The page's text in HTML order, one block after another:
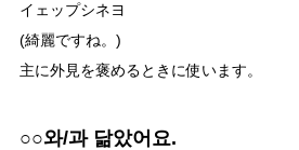
イェップシネヨ
(綺麗ですね。)
主に外見を褒めるときに使います。
○○와/과 닮았어요.